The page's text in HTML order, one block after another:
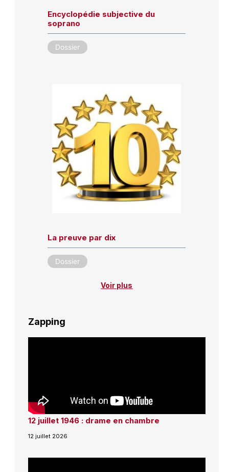
Encyclopédie subjective du
soprano
Dossier
La preuve par dix
Dossier
Voir plus
Zapping
12 juillet 1946 : drame en chambre
12 juillet 2026